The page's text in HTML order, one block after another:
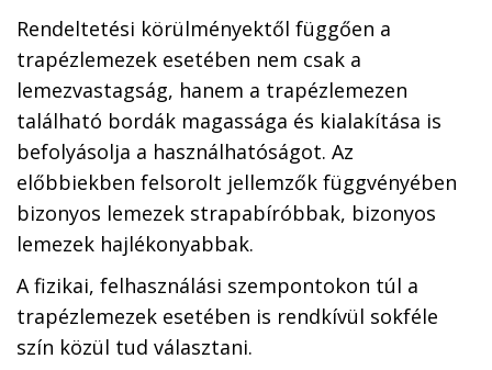
Rendeltetési körülményektől függően a
trapézlemezek esetében nem csak a
lemezvastagság, hanem a trapézlemezen
található bordák magassága és kialakítása is
befolyásolja a használhatóságot. Az
előbbiekben felsorolt jellemzők függvényében
bizonyos lemezek strapabíróbbak, bizonyos
lemezek hajlékonyabbak.
A fizikai, felhasználási szempontokon túl a
trapézlemezek esetében is rendkívül sokféle
szín közül tud választani.